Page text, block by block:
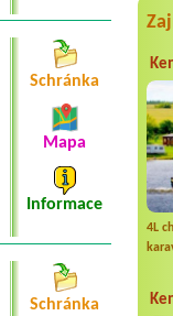
4L
Schránka
Mapa
Informace
Schránka